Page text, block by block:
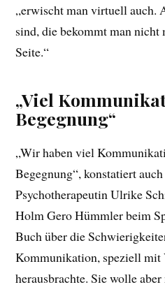
„erwischt man virtuell auch.
sind, die bekommt man
Seite.“
„Viel
Begegnung“
„Wir haben viel
Begegnung“, konstatiert
Psychotherapeutin Ulrike
Holm Gero Hümmler beim
Buch über die
Kommunikation, speziell mit
herausbrachte. Sie wolle